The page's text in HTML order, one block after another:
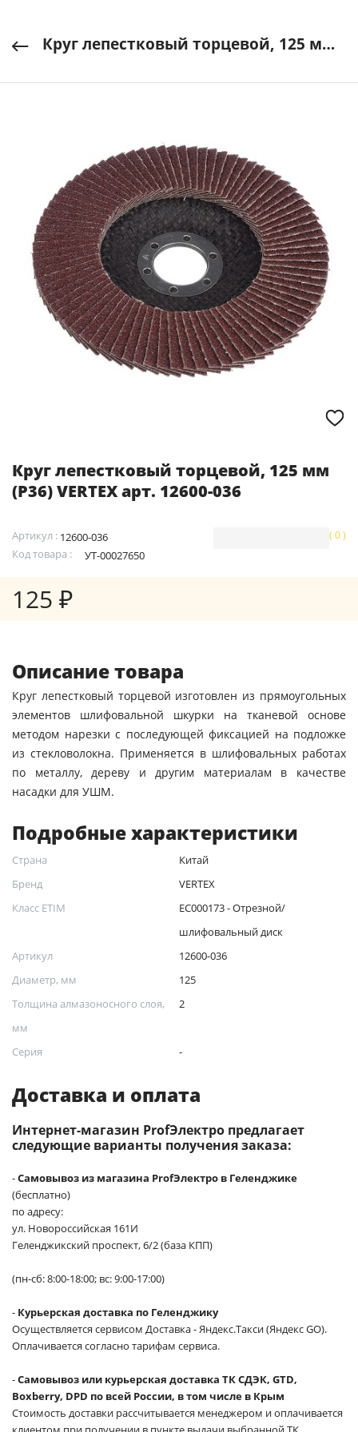
Круг лепестковый торцевой, 125 мм (Р36) VERTEX арт. 12600-036
Круг лепестковый торцевой, 125 мм
(Р36) VERTEX арт. 12600-036
Артикул : 12600-036
Код товара :
УТ-00027650
( 0 )
125 ₽
Описание товара
Круг лепестковый торцевой изготовлен из прямоугольных
элементов шлифовальной шкурки на тканевой основе
методом нарезки с последующей фиксацией на подложке
из стекловолокна. Применяется в шлифовальных работах
по металлу, дереву и другим материалам в качестве
насадки для УШМ.
Подробные характеристики
Страна
Китай
Бренд
VERTEX
Класс ETIM
EC000173 - Отрезной/
шлифовальный диск
Артикул
12600-036
Диаметр, мм
125
Толщина алмазоносного слоя,
мм
2
Серия -
Доставка и оплата
Интернет-магазин ProfЭлектро предлагает
следующие варианты получения заказа:
-Самовывоз из магазина ProfЭлектро в Геленджике
(бесплатно)
по адресу:
ул. Новороссийская 161И
Геленджикский проспект, 6/2 (база КПП)
(пн-сб: 8:00-18:00; вс: 9:00-17:00)
- Курьерская доставка по Геленджику
Осуществляется сервисом Доставка - Яндекс.Такси (Яндекс GO).
Оплачивается согласно тарифам сервиса.
-Самовывоз или курьерская доставка ТК СДЭК, GTD,
Boxberry, DPD по всей России, в том числе в Крым
Стоимость доставки рассчитывается менеджером и оплачивается